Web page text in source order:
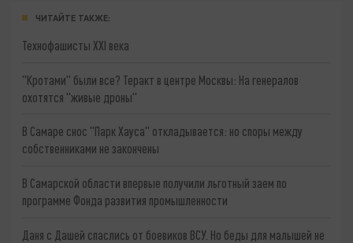
ЧИТАЙТЕ ТАКЖЕ:
Технофашисты XXI века
"Кротами" были все? Теракт в центре Москвы: На генералов
охотятся "живые дроны"
В Самаре снос "Парк Хауса" откладывается: но споры между
собственниками не закончены
В Самарской области впервые получили льготный заем по
программе Фонда развития промышленности
Даня с Дашей спаслись от боевиков ВСУ. Но беды для малышей не